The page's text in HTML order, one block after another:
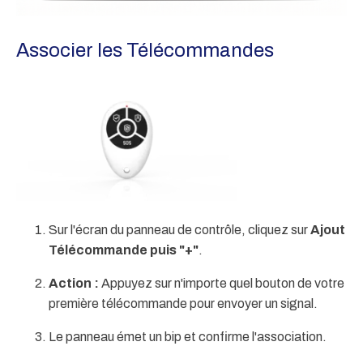
Associer les Télécommandes
Sur l'écran du panneau de contrôle, cliquez surAjout
Télécommande puis "+".
Action : Appuyez sur n'importe quel bouton de votre
première télécommande pour envoyer un signal.
Le panneau émet un bip et confirme l'association.